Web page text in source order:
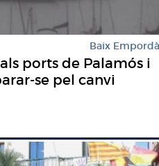
Baix Empordà
ports de Palamós i
se pel canvi